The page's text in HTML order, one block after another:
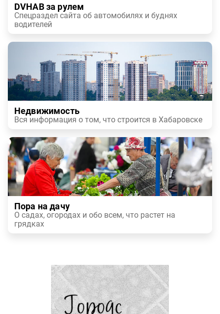
DVHAB за рулем
Спецраздел сайта об автомобилях и буднях
водителей
Недвижимость
Вся информация о том, что строится в Хабаровске
Пора на дачу
О садах, огородах и обо всем, что растет на
грядках